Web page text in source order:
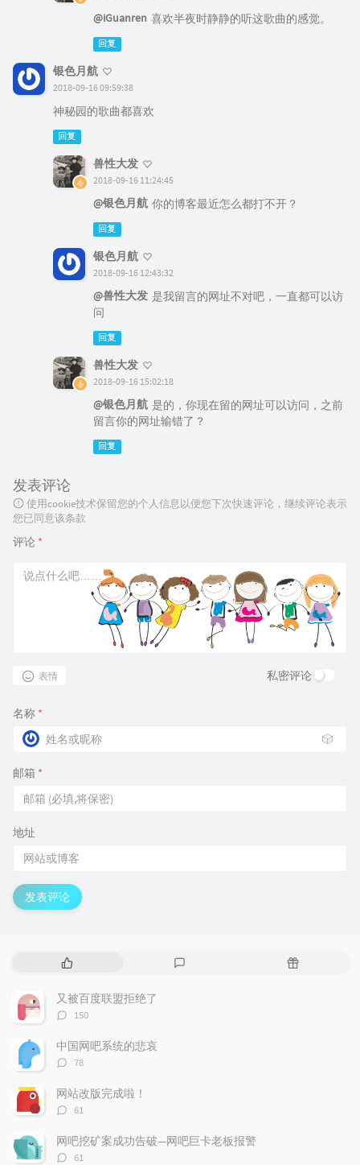
@iGuanren 喜欢半夜时静静的听这歌曲的感觉。
回复
银色月航
2018-09-16 09:59:38
神秘园的歌曲都喜欢
回复
兽性大发
2018-09-16 11:24:45
@银色月航 你的博客最近怎么都打不开？
回复
银色月航
2018-09-16 12:43:32
@兽性大发 是我留言的网址不对吧，一直都可以访
问
回复
兽性大发
2018-09-16 15:02:18
@银色月航 是的，你现在留的网址可以访问，之前
留言你的网址输错了？
回复
发表评论
使用cookie技术保留您的个人信息以便您下次快速评论，继续评论表示
您已同意该条款
评论 *
表情 私密评论
名称 *
🎲
邮箱 *
地址
发表评论
热
文
章
随
又被百度联盟拒绝了
评
数：
150
中国网吧系统的悲哀
评
数：
78
网站改版完成啦！
评
数：
61
网吧挖矿案成功告破—网吧巨卡老板报警
评
61